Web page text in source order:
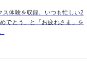
ス体験を収録。いつも忙しい2
でとう」と「お疲れさま」を